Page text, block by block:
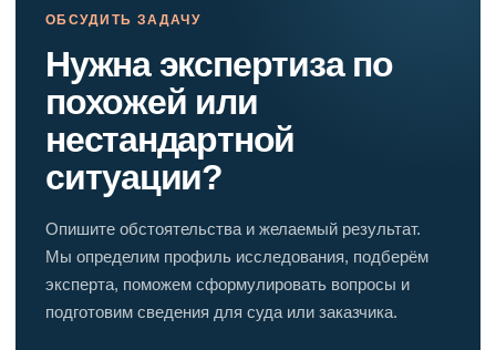
ОБСУДИТЬ ЗАДАЧУ
Нужна экспертиза по
похожей или
нестандартной
ситуации?
Опишите обстоятельства и желаемый результат.
Мы определим профиль исследования, подберём
эксперта, поможем сформулировать вопросы и
подготовим сведения для суда или заказчика.